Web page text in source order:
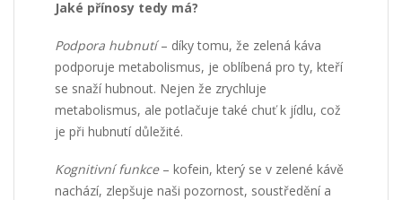
Jaké přínosy tedy má?
Podpora hubnutí– díky tomu, že zelená káva
podporuje metabolismus, je oblíbená pro ty, kteří
se snaží hubnout. Nejen že zrychluje
metabolismus, ale potlačuje také chuť k jídlu, což
je při hubnutí důležité.
Kognitivní funkce– kofein, který se v zelené kávě
nachází, zlepšuje naši pozornost, soustředění a